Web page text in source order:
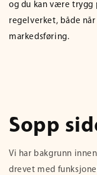
og du kan være trygg
regelverket, både
markedsføring.
Sopp
Vi har bakgrunn
drevet med